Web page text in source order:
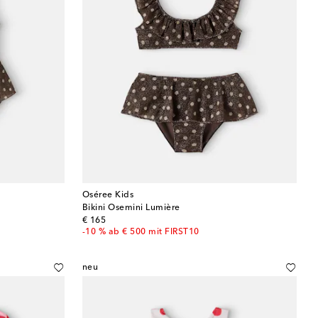
Oséree Kids
Bikini Osemini Lumière
€ 165
original price
-10 % ab € 500 mit FIRST10
neu